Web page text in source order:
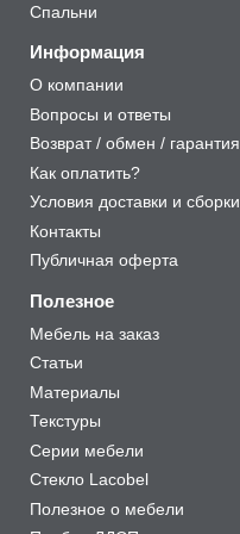
Спальни
Информация
О компании
Вопросы и ответы
Возврат / обмен / гарантия
Как оплатить?
Условия доставки и сборки
Контакты
Публичная оферта
Полезное
Мебель на заказ
Статьи
Материалы
Текстуры
Серии мебели
Стекло Lacobel
Полезное о мебели